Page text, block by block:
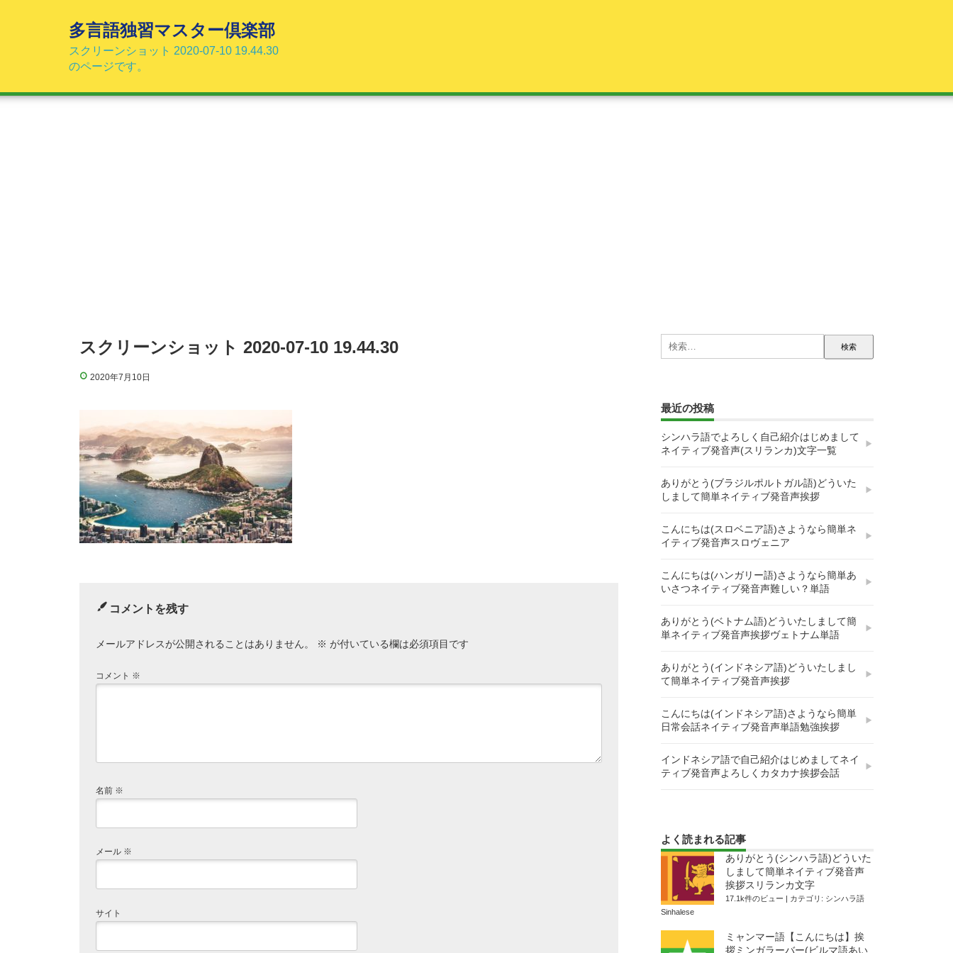
ス
多言語独習マスター倶楽部
スクリーンショット 2020-07-10 19.44.30
のページです。
スクリーンショット 2020-07-10 19.44.30
2020年7月10日
コメントを残す
メールアドレスが公開されることはありません。 ※ が付いている欄は必須項目です
コメント ※
名前 ※
メール ※
サイト
索:
最近の投稿
シンハラ語でよろしく自己紹介はじめまして
ネイティブ発音声(スリランカ)文字一覧
ありがとう(ブラジルポルトガル語)どういた
しまして簡単ネイティブ発音声挨拶
こんにちは(スロベニア語)さようなら簡単ネ
イティブ発音声スロヴェニア
こんにちは(ハンガリー語)さようなら簡単あ
いさつネイティブ発音声難しい？単語
ありがとう(ベトナム語)どういたしまして簡
単ネイティブ発音声挨拶ヴェトナム単語
ありがとう(インドネシア語)どういたしまし
て簡単ネイティブ発音声挨拶
こんにちは(インドネシア語)さようなら簡単
日常会話ネイティブ発音声単語勉強挨拶
インドネシア語で自己紹介はじめましてネイ
ティブ発音声よろしくカタカナ挨拶会話
よく読まれる記事
ありがとう(シンハラ語)どういた
しまして簡単ネイティブ発音声
挨拶スリランカ文字
17.1k件のビュー カテゴリ: シンハラ語
Sinhalese
ミャンマー語【こんにちは】挨
拶ミンガラーバー(ビルマ語あい